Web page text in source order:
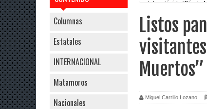
Columnas
Estatales
INTERNACIONAL
Matamoros
Nacionales
celebración de “Día de
Listos
Muertos”
Miguel Carrillo Lozano